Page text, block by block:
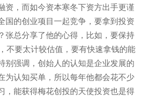
资，而如今资本寒冬下资方出手更谨
国的创业项目一起竞争，要拿到投资
张总分享了他的心得，比如，要保持
不要太计较估值，要有快速拿钱的能
别强调，创始人的认知是企业发展的
为认知买单，所以每年他都会花不少
，能获得梅花创投的天使投资也是得